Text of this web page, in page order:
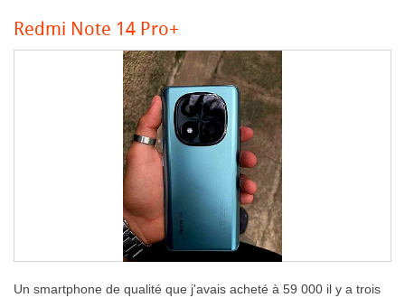
Redmi Note 14 Pro+
Un smartphone de qualité que j'avais acheté à 59 000 il y a trois